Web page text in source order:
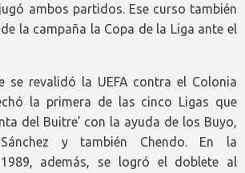
ambos partidos. Ese curso también
la campaña la Copa de la Liga ante el
se revalidó la UEFA contra el Colonia
la primera de las cinco Ligas que
del Buitre’ con la ayuda de los Buyo,
y también Chendo. En la
además, se logró el doblete al